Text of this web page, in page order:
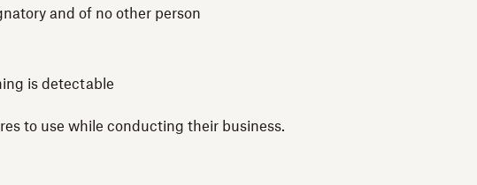
and of no other person
is detectable
to use while conducting their business.